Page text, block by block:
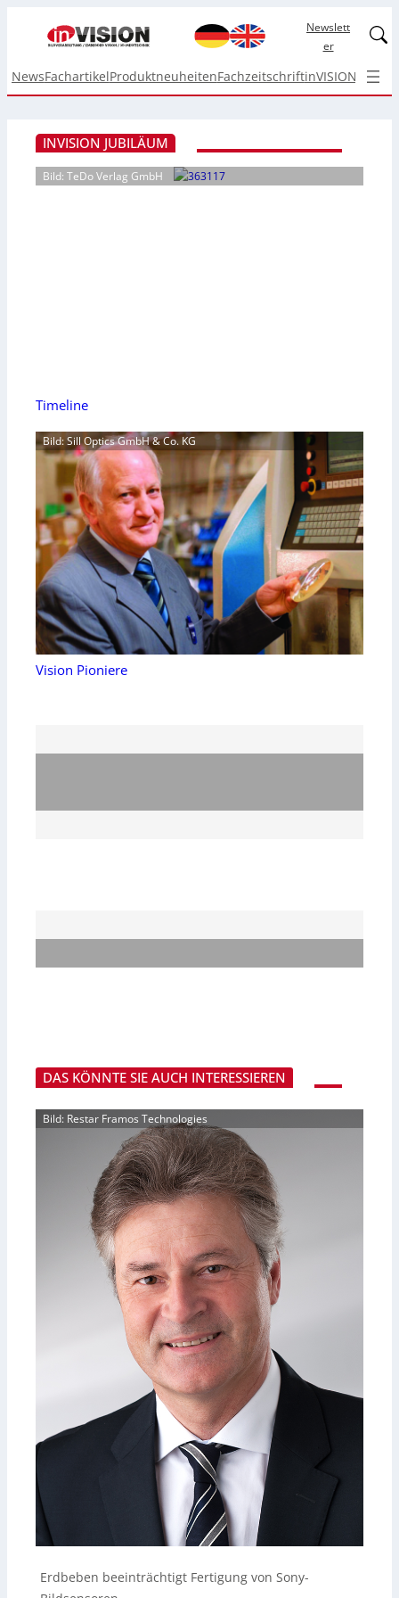
Newslett
er
NewsFachartikelProduktneuheitenFachzeitschriftinVISION Top
INVISION JUBILÄUM
Bild: TeDo Verlag GmbH
Timeline
Bild: Sill Optics GmbH & Co. KG
Vision Pioniere
DAS KÖNNTE SIE AUCH INTERESSIEREN
Bild: Restar Framos Technologies
Erdbeben beeinträchtigt Fertigung von Sony-